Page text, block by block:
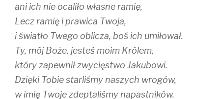
ani ich nie ocaliło własne ramię,
Lecz ramię i prawica Twoja,
i światło Twego oblicza, boś ich umiłował.
Ty, mój Boże, jesteś moim Królem,
który zapewnił zwycięstwo Jakubowi.
Dzięki Tobie starliśmy naszych wrogów,
w imię Twoje zdeptaliśmy napastników.